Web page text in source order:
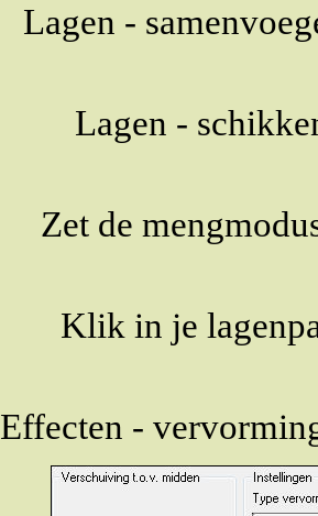
Lagen -
Lagen -
Zet de
Klik in je
Effecten -